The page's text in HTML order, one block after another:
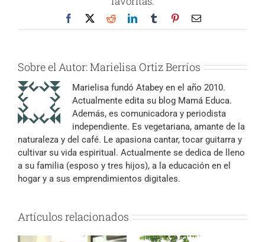
Facebook RedditLinkedInTumblr PinterestCorreo
electrónico
Sobre el Autor:Marielisa Ortiz Berríos
Marielisa fundó Atabey en el año 2010.
Actualmente edita su blog Mamá Educa.
Además, es comunicadora y periodista
independiente. Es vegetariana, amante de la
naturaleza y del café. Le apasiona cantar, tocar guitarra y
cultivar su vida espiritual. Actualmente se dedica de lleno
a su familia (esposo y tres hijos), a la educación en el
hogar y a sus emprendimientos digitales.
Artículos relacionados